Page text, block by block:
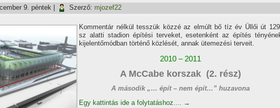
9. péntek Szerző: mjozef22
Kommentár nélkül tesszük közzé az elmúlt bő tí­z év Üllői út
sz alatti stadion épí­tési terveket, esetenként az épí­tés
kijelentőmódban történő közlését, annak ütemezési terveit.
2010 – 2011
A McCabe korszak (2. rész)
A második „… épí­t – nem épí­t…” huzavona
Egy kattintás ide a folytatáshoz.... →